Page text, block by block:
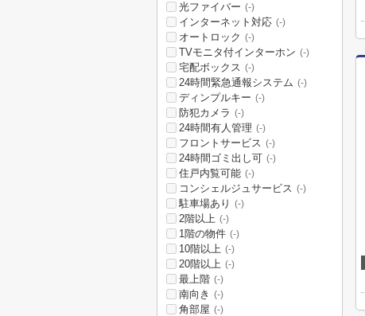
光ファイバー (-)
インターネット対応 (-)
オートロック (-)
TVモニタ付インターホン (-)
宅配ボックス (-)
24時間緊急通報システム (-)
ディンプルキー (-)
防犯カメラ (-)
24時間有人管理 (-)
フロントサービス (-)
24時間ゴミ出し可 (-)
住戸内覧可能 (-)
コンシェルジュサービス (-)
駐車場あり (-)
2階以上 (-)
1階の物件 (-)
10階以上 (-)
20階以上 (-)
最上階 (-)
南向き (-)
角部屋 (-)